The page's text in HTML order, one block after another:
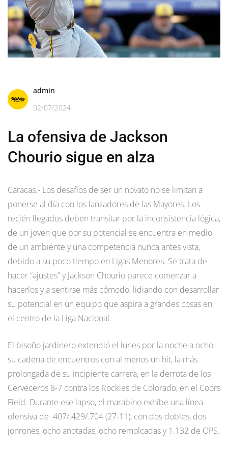
admin
02/07/2024
La ofensiva de Jackson
Chourio sigue en alza
Caracas.- Los desafíos de ser un novato no se limitan a
ponerse al día con los lanzadores de las Mayores. Los
recién llegados deben transitar por la inconsistencia lógica,
de un joven que por su potencial se encuentra en medio
de un ambiente y una competencia nunca antes vista,
debido a su poco tiempo en Ligas Menores. Se trata de
hacer “ajustes” y Jackson Chourio parece comenzar a
hacerlos y a sentirse más cómodo, lidiando con desarrollar
su potencial en un equipo que aspira a grandes cosas en
el centro de la Liga Nacional.
El bisoño jardinero extendió el lunes por la noche a ocho
su cadena de encuentros con al menos un hit, la más
prolongada de su incipiente carrera, en la derrota de los
Cerveceros 8-7 contra los Rockies de Colorado, en el Coors
Field. Durante ese lapso, el marabino exhibe una línea
ofensiva de .407/.429/.704 (27-11), con dos dobles, dos
jonrones, ocho anotadas, ocho remolcadas y 1.132 de OPS.